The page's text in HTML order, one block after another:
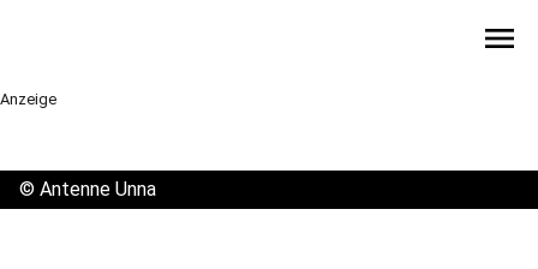
menu
Anzeige
© Antenne Unna